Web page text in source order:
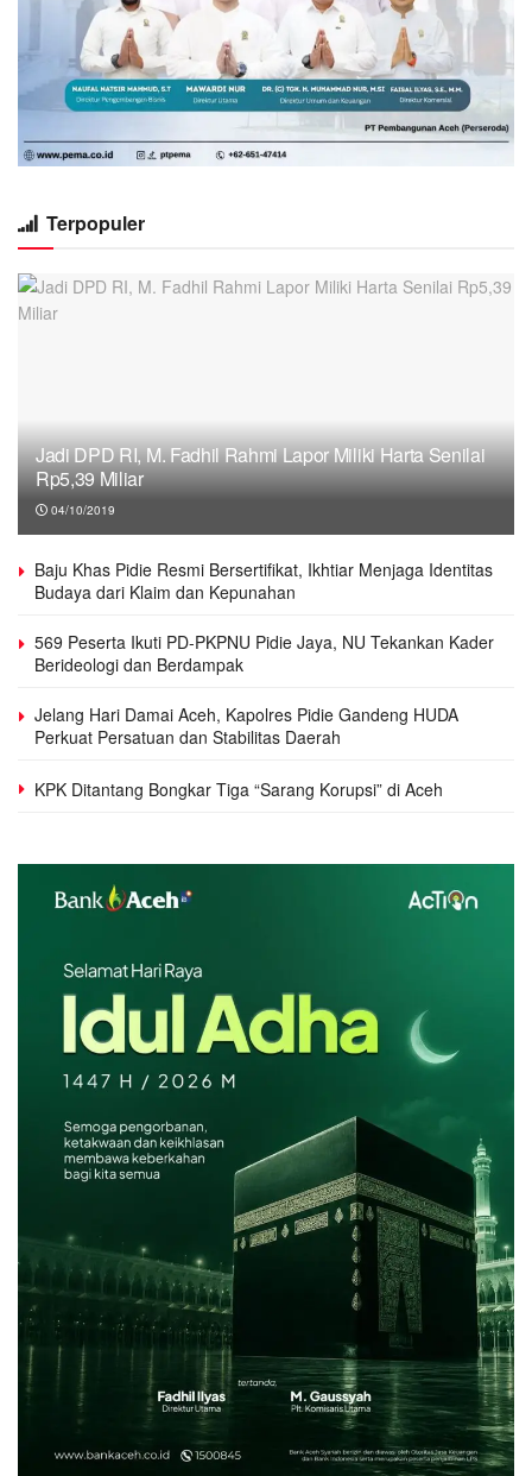
Terpopuler
Jadi DPD RI, M. Fadhil Rahmi Lapor Miliki Harta Senilai
Rp5,39 Miliar
04/10/2019
Baju Khas Pidie Resmi Bersertifikat, Ikhtiar Menjaga Identitas
Budaya dari Klaim dan Kepunahan
569 Peserta Ikuti PD-PKPNU Pidie Jaya, NU Tekankan Kader
Berideologi dan Berdampak
Jelang Hari Damai Aceh, Kapolres Pidie Gandeng HUDA
Perkuat Persatuan dan Stabilitas Daerah
KPK Ditantang Bongkar Tiga “Sarang Korupsi” di Aceh